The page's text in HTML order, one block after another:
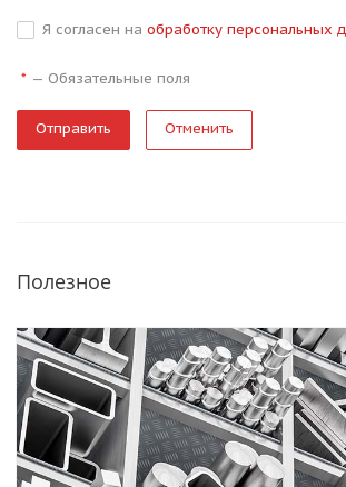
Я согласен на обработку персональных
* — Обязательные поля
Отменить
Полезное